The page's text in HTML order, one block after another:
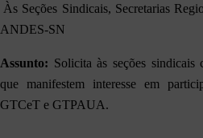
Às Seções Sindicais, Secretarias
ANDES-SN
Assunto: Solicitaàs seções sindicais
que manifestem interesse em
GTCeT e GTPAUA.